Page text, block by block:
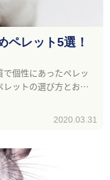
ペレット5選！
個性にあったペレッ
レットの選び方とおす
2020.03.31